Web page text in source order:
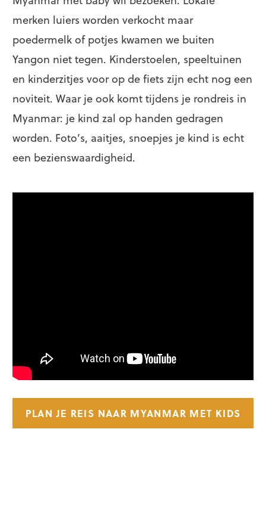
merken luiers worden verkocht maar
poedermelk of potjes kwamen we buiten
Yangon niet tegen. Kinderstoelen, speeltuinen
en kinderzitjes voor op de fiets zijn echt nog een
noviteit. Waar je ook komt tijdens je rondreis in
Myanmar: je kind zal op handen gedragen
worden. Foto’s, aaitjes, snoepjes je kind is echt
een bezienswaardigheid.
PLAN JE REIS NAAR MYANMAR MET KIDS